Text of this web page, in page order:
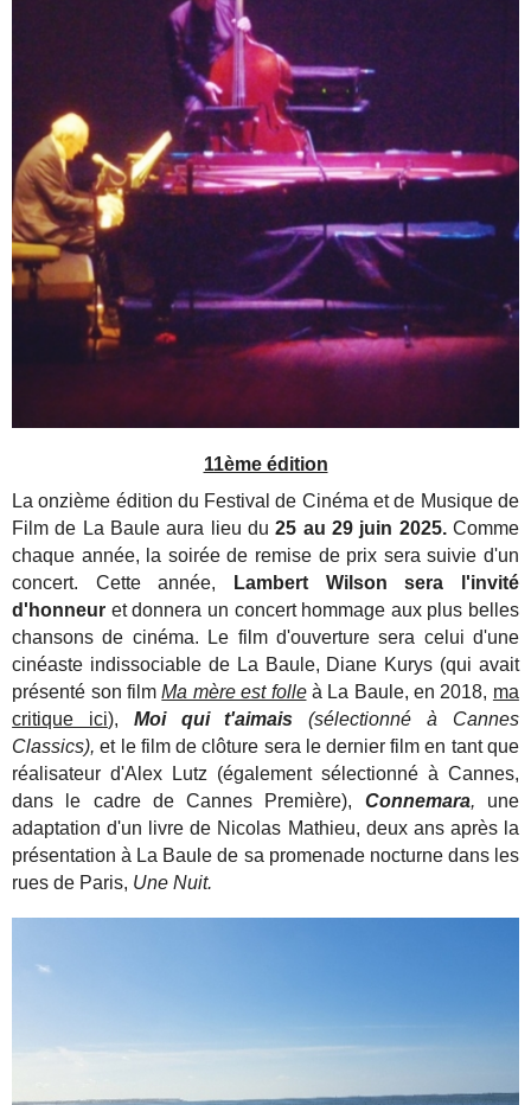
11ème édition
La onzième édition du Festival de Cinéma et de Musique de
Film de La Baule aura lieu du 25 au 29 juin 2025.Comme
chaque année, la soirée de remise de prix sera suivie d'un
concert. Cette année,
Lambert Wilson sera l'invité
d'honneur et donnera un concert hommage aux plus belles
chansons de cinéma. Le film d'ouverture sera celui d'une
cinéaste indissociable de La Baule, Diane Kurys (qui avait
présenté son filmMa mère est folleà La Baule, en 2018, ma
critique ici), Moi qui t'aimais (sélectionné à Cannes
Classics),et le film de clôture sera le dernier film en tant que
réalisateur d'Alex Lutz (également sélectionné à Cannes,
dans le cadre de Cannes Première), Connemara, une
adaptation d'un livre de Nicolas Mathieu, deux ans après la
présentation à La Baule de sa promenade nocturne dans les
rues de Paris, Une Nuit.